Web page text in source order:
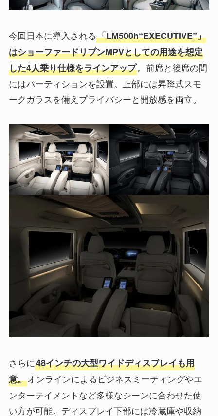
今回日本に導入される「LM500h“EXECUTIVE”」
はショーファードリブンMPVとしての用途を想定
した4人乗り仕様をラインアップ。前席と後席の間
にはパーティションを設置。上部には昇降式スモ
ークガラスを備えプライバシーと開放感を両立。
さらに48インチの大型ワイドディスプレイも用
意。オンラインによるビジネスミーティングやエ
ンターテイメントなど多様なシーンに合わせた使
い方が可能。ディスプレイ下部には冷蔵庫や収納